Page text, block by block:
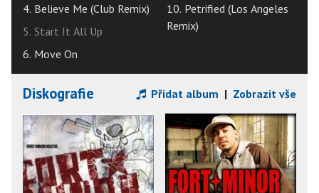
4. Believe Me (Club Remix)
5. Start It All Up
6. Move On
10. Petrified (Los Angeles
Remix)
Diskografie Přidat album | Zobrazit vše